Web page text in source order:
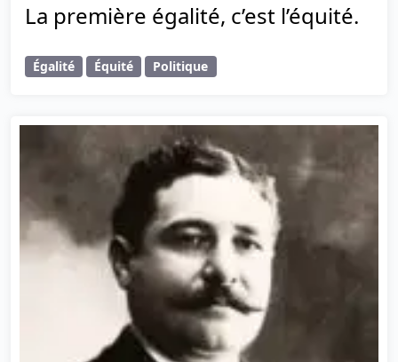
La première égalité, c’est l’équité.
Égalité Équité Politique